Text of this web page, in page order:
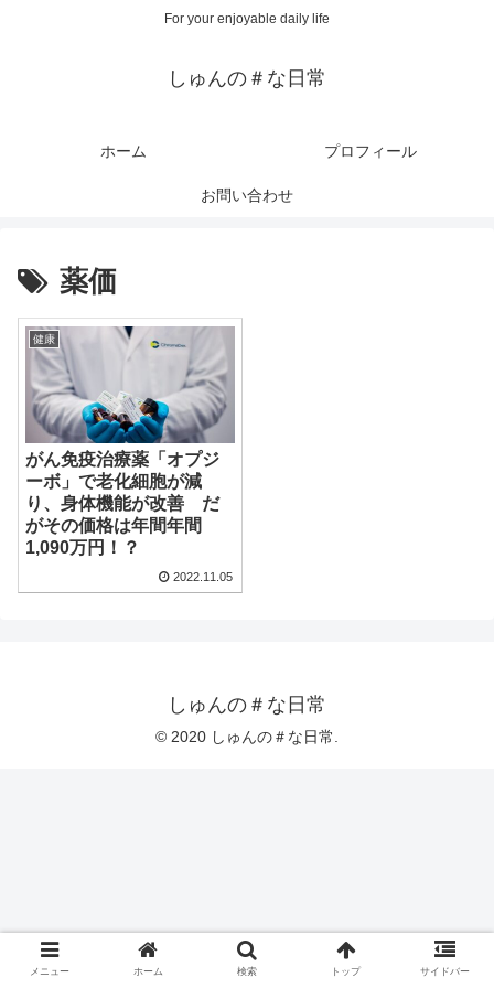
For your enjoyable daily life
しゅんの＃な日常
ホーム プロフィール
お問い合わせ
薬価
健康
がん免疫治療薬「オプジ
ーボ」で老化細胞が減
り、身体機能が改善 だ
がその価格は年間年間
1,090万円！？
2022.11.05
しゅんの＃な日常
© 2020 しゅんの＃な日常.
メニュー ホーム 検索 トップ サイドバー